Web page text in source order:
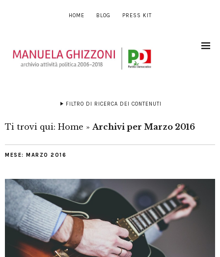
HOME BLOG PRESS KIT
FILTRO DI RICERCA DEI CONTENUTI
Ti trovi qui: Home » Archivi per Marzo 2016
MESE: MARZO 2016